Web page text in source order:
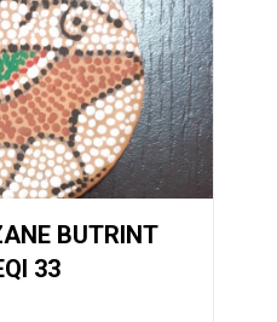
BUTRINT
33